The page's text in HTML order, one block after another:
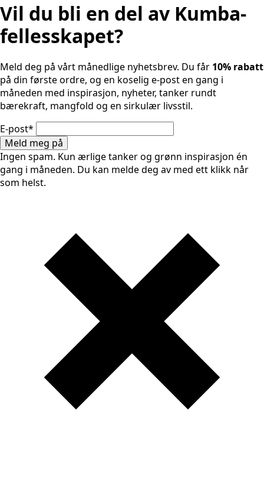
Vil du bli en del av Kumba-
fellesskapet?
Meld deg på vårt månedlige nyhetsbrev. Du får 10% rabatt
på din første ordre, og en koselig e-post en gang i
måneden med inspirasjon, nyheter, tanker rundt
bærekraft, mangfold og en sirkulær livsstil.
E-post*
Meld meg på
Ingen spam. Kun ærlige tanker og grønn inspirasjon én
gang i måneden. Du kan melde deg av med ett klikk når
som helst.